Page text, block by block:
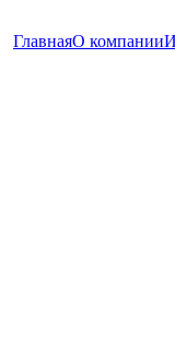
ГлавнаяО компании